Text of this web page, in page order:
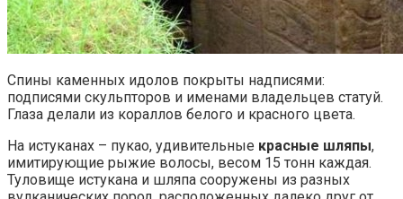
Спины каменных идолов покрыты надписями:
подписями скульпторов и именами владельцев статуй.
Глаза делали из кораллов белого и красного цвета.
На истуканах – пукао, удивительные красные шляпы,
имитирующие рыжие волосы, весом 15 тонн каждая.
Туловище истукана и шляпа сооружены из разных